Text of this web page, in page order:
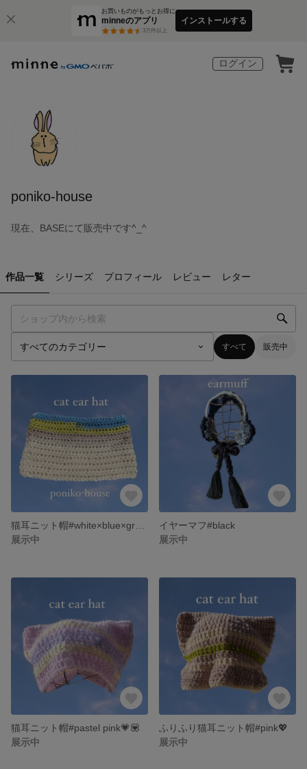
お買いものがもっとお得に
minneのアプリ
3万件以上
インストールする
ログイン
poniko-house
現在、BASEにて販売中です^_^
作品一覧 シリーズ プロフィール レビュー レター
すべて 販売中
展示中
イヤーマフ#black
展示中
猫耳ニット帽#pastel pink💗💟
展示中
ふりふり猫耳ニット帽#pink💖
展示中